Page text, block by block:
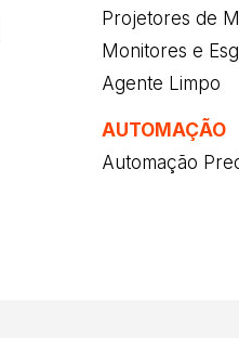
Projetores de
Monitores e
Agente Limpo
AUTOMAÇÃO
Automação